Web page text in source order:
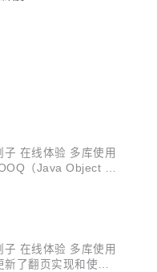
在线体验 多库使用
（Java Object Or
在线体验 多库使用
了翻页实现和使用